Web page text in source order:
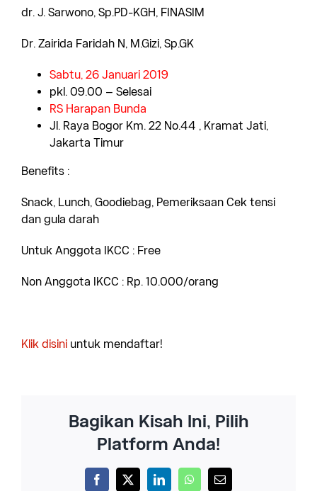
dr. J. Sarwono, Sp.PD-KGH, FINASIM
Dr. Zairida Faridah N, M.Gizi, Sp.GK
Sabtu, 26 Januari 2019
pkl. 09.00 – Selesai
RS Harapan Bunda
Jl. Raya Bogor Km. 22 No.44 , Kramat Jati,
Jakarta Timur
Benefits :
Snack, Lunch, Goodiebag, Pemeriksaan Cek tensi
dan gula darah
Untuk Anggota IKCC : Free
Non Anggota IKCC : Rp. 10.000/orang
Klik disini untuk mendaftar!
Bagikan Kisah Ini, Pilih
Platform Anda!
Facebook
X LinkedInWhatsApp
Email